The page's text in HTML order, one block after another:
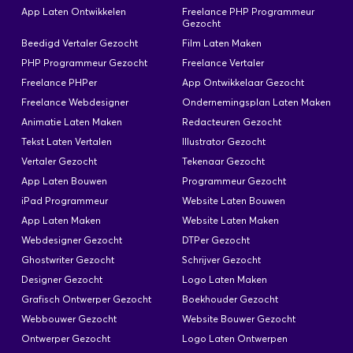
verbonden met data & met rapporten kan
doorgestuurd worden via Pc,… Kunnen jullie mij
soortgelijke helpen? Groet Hannes.
Wordpress site
wordpress, enkele pagina's met info over mijn
dienst als alternatief therapeut (over de dienst,
over mezelf, twee contactformulieren, een
nieuwsbrief). Ik heb een account bij Siteground
(Grow big). De huidige site is niet up to date. Er
hoeft geen blog meer bij, en geen
App Laten Ontwikkelen
Freelance PHP Programmeur
Gezocht
Beedigd Vertaler Gezocht
Film Laten Maken
PHP Programmeur Gezocht
Freelance Vertaler
Freelance PHPer
App Ontwikkelaar Gezocht
Freelance Webdesigner
Ondernemingsplan Laten Maken
Animatie Laten Maken
Redacteuren Gezocht
Tekst Laten Vertalen
Illustrator Gezocht
Vertaler Gezocht
Tekenaar Gezocht
App Laten Bouwen
Programmeur Gezocht
iPad Programmeur
Website Laten Bouwen
App Laten Maken
Website Laten Maken
Webdesigner Gezocht
DTPer Gezocht
Ghostwriter Gezocht
Schrijver Gezocht
Designer Gezocht
Logo Laten Maken
Grafisch Ontwerper Gezocht
Boekhouder Gezocht
Webbouwer Gezocht
Website Bouwer Gezocht
Ontwerper Gezocht
Logo Laten Ontwerpen